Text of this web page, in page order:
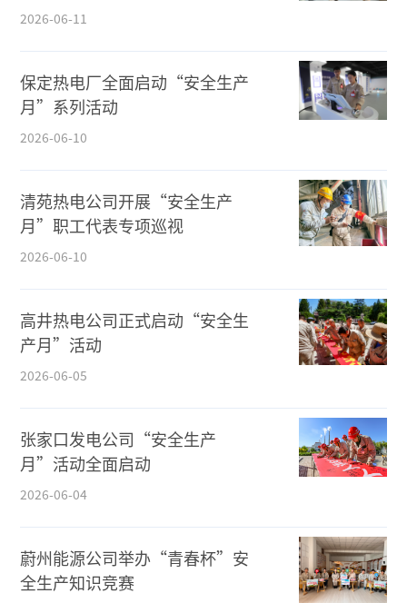
2026-06-11
保定热电厂全面启动“安全生产
月”系列活动
2026-06-10
清苑热电公司开展“安全生产
月”职工代表专项巡视
2026-06-10
高井热电公司正式启动“安全生
产月”活动
2026-06-05
张家口发电公司“安全生产
月”活动全面启动
2026-06-04
蔚州能源公司举办“青春杯”安
全生产知识竞赛